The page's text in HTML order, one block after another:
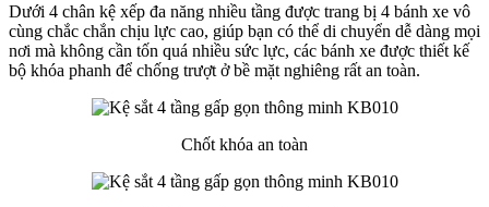
Dưới 4 chân kệ xếp đa năng nhiều tầng được trang bị 4 bánh xe vô
cùng chắc chắn chịu lực cao, giúp bạn có thể di chuyển dễ dàng mọi
nơi mà không cần tốn quá nhiều sức lực, các bánh xe được thiết kế
bộ khóa phanh để chống trượt ở bề mặt nghiêng rất an toàn.
Chốt khóa an toàn